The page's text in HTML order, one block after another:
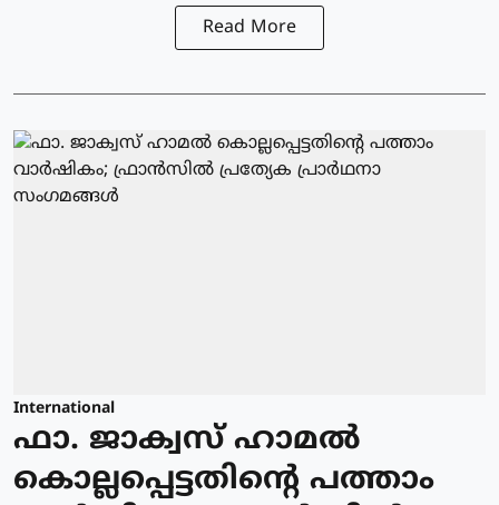
Read More
International
ഫാ. ജാക്വസ് ഹാമല്‍
കൊല്ലപ്പെട്ടതിന്റെ പത്താം